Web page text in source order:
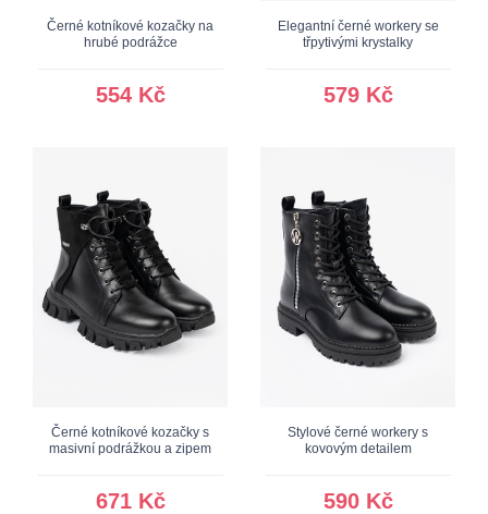
Černé kotníkové kozačky na
hrubé podrážce
554 Kč
Elegantní černé workery se
třpytivými krystalky
579 Kč
Černé kotníkové kozačky s
masivní podrážkou a zipem
671 Kč
Stylové černé workery s
kovovým detailem
590 Kč